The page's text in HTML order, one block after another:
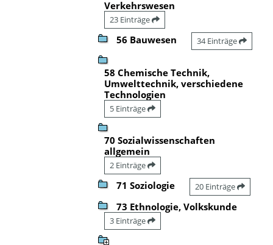
Verkehrswesen
23 Einträge
56 Bauwesen 34 Einträge
58 Chemische Technik,
Umwelttechnik, verschiedene
Technologien
5 Einträge
70 Sozialwissenschaften
allgemein
2 Einträge
71 Soziologie 20 Einträge
73 Ethnologie, Volkskunde
3 Einträge